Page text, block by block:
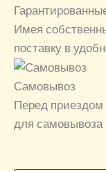
Имея
поставку в
Самовывоз
Перед приездом
для самовывоза